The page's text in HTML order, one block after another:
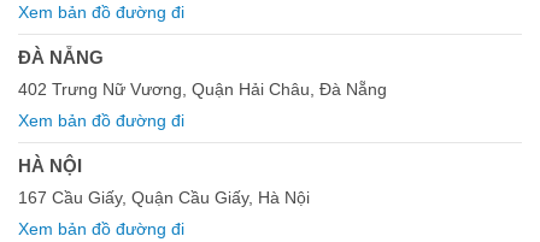
Xem bản đồ đường đi
ĐÀ NẴNG
402 Trưng Nữ Vương, Quận Hải Châu, Đà Nẵng
Xem bản đồ đường đi
HÀ NỘI
167 Cầu Giấy, Quận Cầu Giấy, Hà Nội
Xem bản đồ đường đi